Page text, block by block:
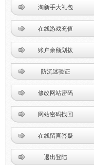
淘新手大礼包
在线游戏充值
账户余额划拨
防沉迷验证
修改网站密码
网站密码找回
在线留言答疑
退出登陆